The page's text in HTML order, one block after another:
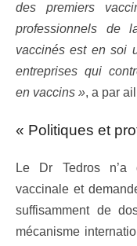
des premiers
professionnels de
vaccinés est en soi
entreprises qui
en vaccins », a par
« Politiques et
Le Dr Tedros n’a
vaccinale et
suffisamment de
mécanisme